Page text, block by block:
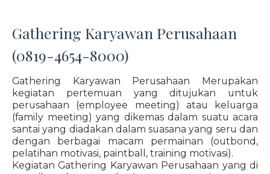
Gathering Karyawan Perusahaan
(0819-4654-8000)
Gathering Karyawan Perusahaan Merupakan
kegiatan pertemuan yang ditujukan untuk
perusahaan (employee meeting) atau keluarga
(family meeting) yang dikemas dalam suatu acara
santai yang diadakan dalam suasana yang seru dan
dengan berbagai macam permainan (outbond,
pelatihan motivasi, paintball, training motivasi).
Kegiatan Gathering Karyawan Perusahaan yang di